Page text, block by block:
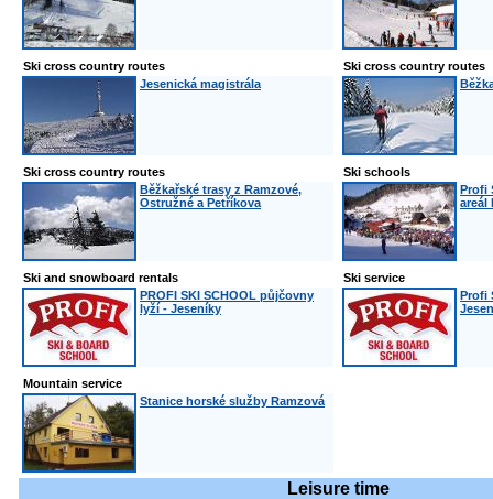
Ski cross country routes
Jesenická magistrála
Ski cross country routes
Ski cross country routes
Běžkařské trasy z Ramzové,
Ostružné a Petříkova
Ski schools
Profi
areál
Ski and snowboard rentals
PROFI SKI SCHOOL půjčovny
lyží - Jeseníky
Ski service
Profi
Mountain service
Stanice horské služby Ramzová
Leisure time